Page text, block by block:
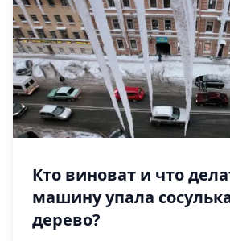
Кто виноват и что
машину упала
дерево?